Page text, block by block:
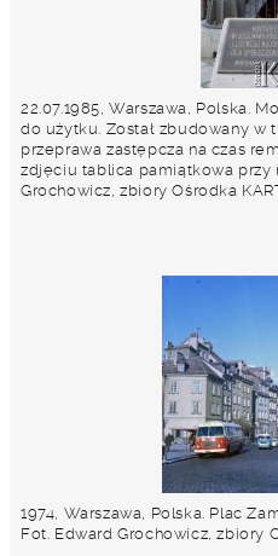
22.07.1985, Warszawa, Polska.
do użytku. Został zbudowany w
przeprawa zastępcza na czas
zdjęciu tablica pamiątkowa przy
Grochowicz, zbiory Ośrodka
1974, Warszawa, Polska. Plac
Fot. Edward Grochowicz, zbiory